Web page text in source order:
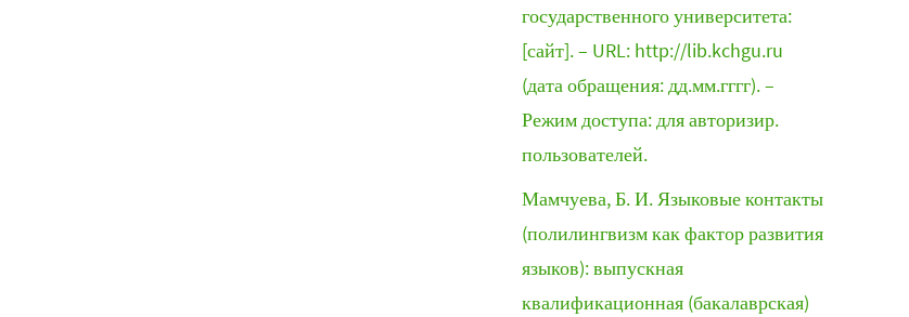
государственного университета:
[сайт]. – URL: http://lib.kchgu.ru
(дата обращения: дд.мм.гггг). –
Режим доступа: для авторизир.
пользователей.
Мамчуева, Б. И. Языковые контакты
(полилингвизм как фактор развития
языков): выпускная
квалификационная (бакалаврская)